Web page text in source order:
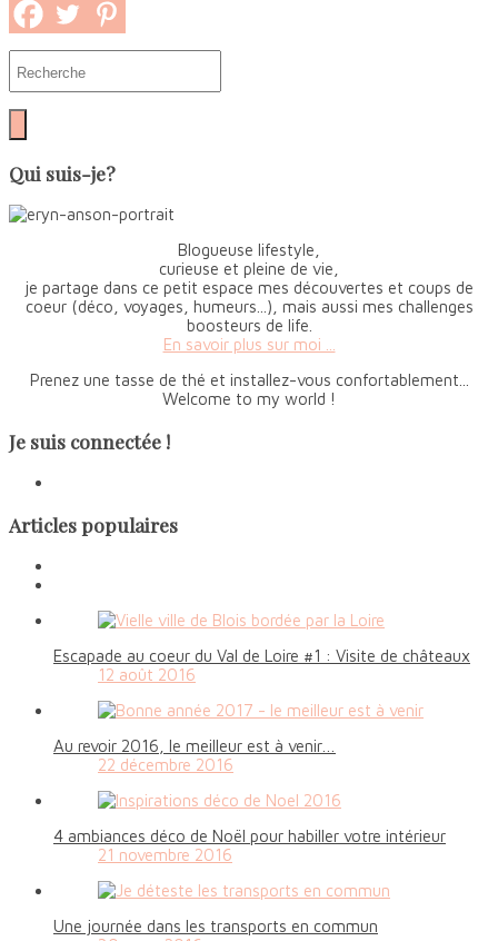
Qui suis-je?
Blogueuse lifestyle,
curieuse et pleine de vie,
je partage dans ce petit espace mes découvertes et coups de
coeur (déco, voyages, humeurs...), mais aussi mes challenges
boosteurs de life.
En savoir plus sur moi ...
Prenez une tasse de thé et installez-vous confortablement...
Welcome to my world !
Je suis connectée !
Articles populaires
Escapade au coeur du Val de Loire #1 : Visite de châteaux
12 août 2016
Au revoir 2016, le meilleur est à venir…
22 décembre 2016
4 ambiances déco de Noël pour habiller votre intérieur
21 novembre 2016
Une journée dans les transports en commun